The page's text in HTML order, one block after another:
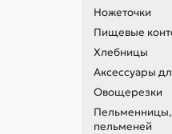
Ножеточки
Пищевые
Хлебницы
Аксессуары
Овощерезки
пельменей